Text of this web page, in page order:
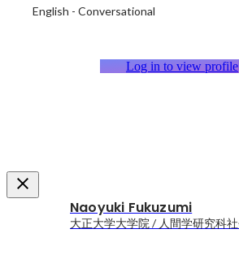
English - Conversational
Log in to view profile
Naoyuki Fukuzumi